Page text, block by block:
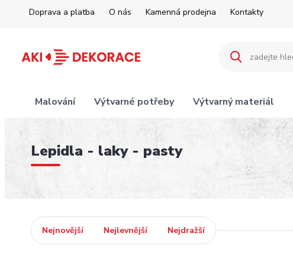
Doprava a platba O nás Kamenná prodejna Kontakty
Malování Výtvarné potřeby Výtvarný materiál
Lepidla - laky - pasty
Nejnovější Nejlevnější Nejdražší